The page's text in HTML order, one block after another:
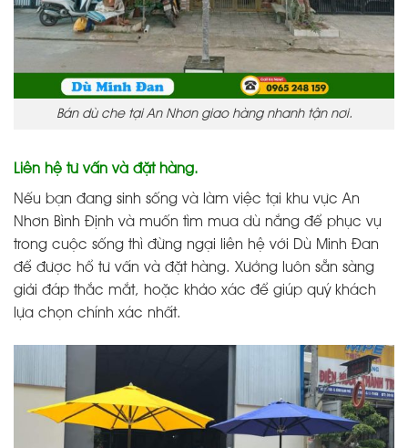
Bán dù che tại An Nhơn giao hàng nhanh tận nơi.
Liên hệ tư vấn và đặt hàng.
Nếu bạn đang sinh sống và làm việc tại khu vực An
Nhơn Bình Định và muốn tìm mua dù nắng để phục vụ
trong cuộc sống thì đừng ngại liên hệ với Dù Minh Đan
để được hổ tư vấn và đặt hàng. Xưởng luôn sẵn sàng
giải đáp thắc mắt, hoặc khảo xác để giúp quý khách
lựa chọn chính xác nhất.